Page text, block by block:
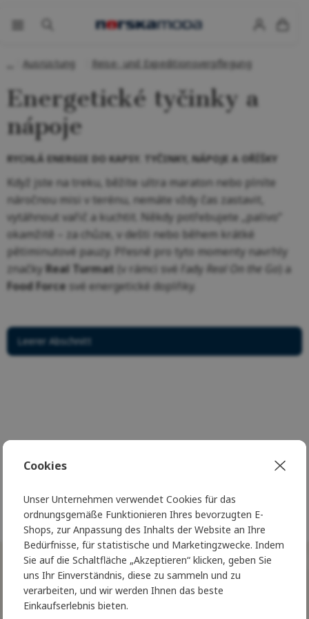
Ausrüstung Reise- und Expeditionsverpflegung
Energetické tyčinky a
nápoje
RYCHLÁ ENERGIE DO KAPSY. TYČINKY, NÁPOJE A OŘÍŠKY
Když jste na treku, běžíte ultra maraton nebo plníte
náročnou misi v terénu, nemáte vždy čas zastavit,
vytáhnout vařič a kuchtit. Někdy potřebujete „palivo“
okamžitě – za chůze, v dešti nebo během krátké
pětiminutové pauzy. Přesně pro tyto momenty navrhly
značky Real Turmat (v rámci své řady Real On the Go) a
Food Force své energetické doplňky.
Leerer Abschnitt
Seit 20 Jahren glänzen wir für Sie
auf Ihrer Reise durch die Natur
Seit 20 Jahren glänzen wir
auf Ihrer Reise durch die
NORSKÝ STYL
ve Vaší schránce
Treten Sie dem Nordic Club bei und
Cookies
Unser Unternehmen verwendet Cookies für das
ordnungsgemäße Funktionieren Ihres bevorzugten E-
Shops, zur Anpassung des Inhalts der Website an Ihre
Bedürfnisse, für statistische und Marketingzwecke. Indem
Sie auf die Schaltfläche „Akzeptieren“ klicken, geben Sie
uns Ihr Einverständnis, diese zu sammeln und zu
verarbeiten, und wir werden Ihnen das beste
Einkaufserlebnis bieten.